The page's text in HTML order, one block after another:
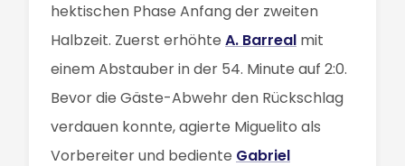
hektischen Phase Anfang der zweiten
Halbzeit. Zuerst erhöhte A. Barreal mit
einem Abstauber in der 54. Minute auf 2:0.
Bevor die Gäste-Abwehr den Rückschlag
verdauen konnte, agierte Miguelito als
Vorbereiter und bediente Gabriel